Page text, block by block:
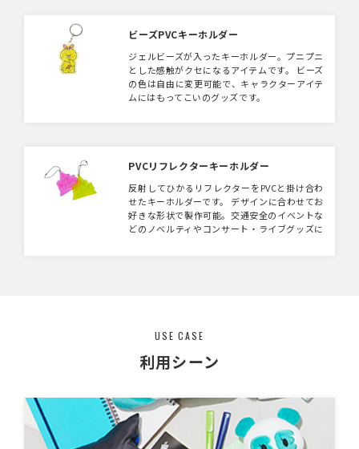
は手作業によって一つひとつ仕上げております
また、細かくて再現が難しい部分は、簡素化の
ご相談をさせていただく場合がございます。
ご理解いただいた上でのご検討をお願いいたし
ます。
ビーズPVCキーホルダー
ジェルビーズが入ったキーホルダー。プニプニ
とした感触がクセになるアイテムです。 ビーズ
の色は自由に変更可能で、キャラクターアイテ
ムにはもってこいのグッズです。
PVCリフレクターキーホルダー
反射してひかるリフレクターをPVCと掛け合わ
せたキーホルダーです。 デザインに合わせてお
好きな形状で製作可能。交通安全のイベントな
どのノベルティやコンサート・ライブグッズに
USE CASE
利用シーン